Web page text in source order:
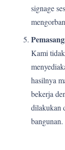
signage
Kami
hasilnya
bekerja
dilakukan
bangunan.